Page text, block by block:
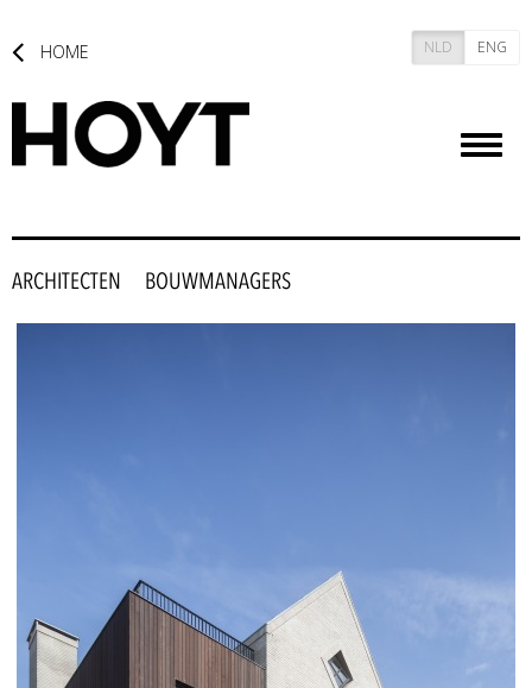
HOME NLD ENG
ARCHITECTEN BOUWMANAGERS